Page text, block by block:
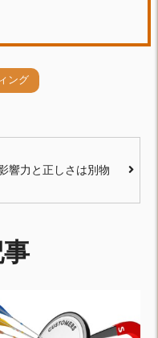
ング
響力と正しさは別物